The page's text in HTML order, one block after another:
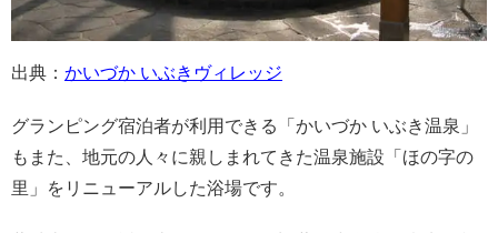
出典： かいづか いぶきヴィレッジ
グランピング宿泊者が利用できる「かいづか いぶき温泉」
もまた、地元の人々に親しまれてきた温泉施設「ほの字の
里」をリニューアルした浴場です。